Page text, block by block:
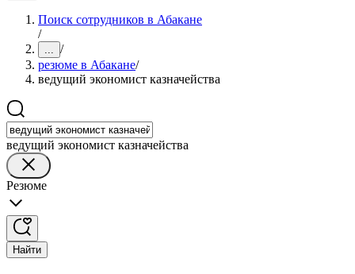
Поиск сотрудников в Абакане
/
... /
резюме в Абакане/
ведущий экономист казначейства
ведущий экономист казначейства
Резюме
Найти